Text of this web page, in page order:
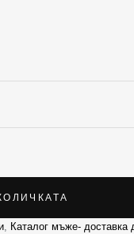
, Каталог мъже- доставка